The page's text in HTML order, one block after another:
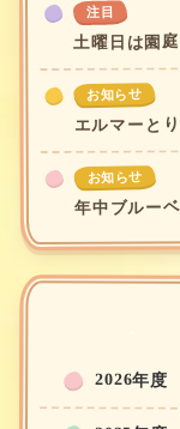
注目
土曜日は園
お知らせ
エルマーと
お知らせ
年中ブルー
2026年度